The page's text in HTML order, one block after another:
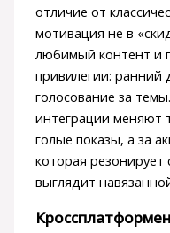
отличие от
мотивация не в
любимый контент и
привилегии: ранний
голосование за
интеграции меняют
голые показы, а за
которая
выглядит